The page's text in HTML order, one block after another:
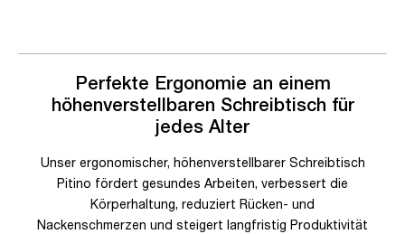
Perfekte Ergonomie an einem
höhenverstellbaren Schreibtisch für
jedes Alter
Unser ergonomischer, höhenverstellbarer Schreibtisch
Pitino fördert gesundes Arbeiten, verbessert die
Körperhaltung, reduziert Rücken- und
Nackenschmerzen und steigert langfristig Produktivität